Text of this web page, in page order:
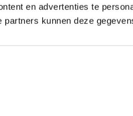
en advertenties te
partners kunnen deze